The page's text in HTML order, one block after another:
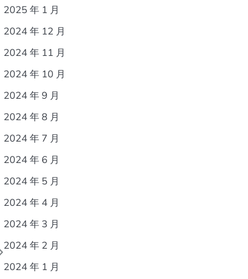
2025 年 1 月
2024 年 12 月
2024 年 11 月
2024 年 10 月
2024 年 9 月
2024 年 8 月
2024 年 7 月
2024 年 6 月
2024 年 5 月
2024 年 4 月
2024 年 3 月
2024 年 2 月
2024 年 1 月